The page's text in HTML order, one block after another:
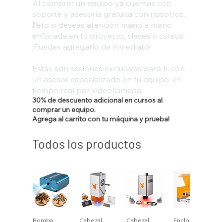
Al comprar un equipo ya cuentas con
soporte y asesoría gratuita con nosotros.
Pero si deseas atención mano a mano
enfocada en tu proyecto, clases o cursos:
¡Puedes agregarlo de inmediato!
Estas son sesiones exclusivas para ti, con
un asesor especializado en tu equipo, en
tiempo real por videollamada.
30% de descuento adicional en cursos al
comprar un equipo.
Agrega al carrito con tu máquina y prueba!
Todos los productos
Bomba Cabezal Cabezal Enclosure